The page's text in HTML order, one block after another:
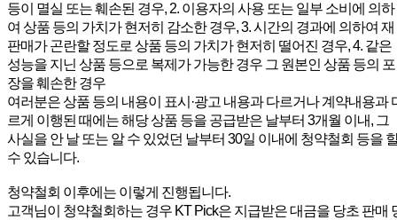
등이 멸실 또는 훼손된 경우, 2. 이용자의 사용 또는 일부 소비에 의하
여 상품 등의 가치가 현저히 감소한 경우, 3. 시간의 경과에 의하여 재
판매가 곤란할 정도로 상품 등의 가치가 현저히 떨어진 경우, 4. 같은
성능을 지닌 상품 등으로 복제가 가능한 경우 그 원본인 상품 등의 포
장을 훼손한 경우
여러분은 상품 등의 내용이 표시·광고 내용과 다르거나 계약내용과
르게 이행된 때에는 해당 상품 등을 공급받은 날부터 3개월 이내, 그
사실을 안 날 또는 알 수 있었던 날부터 30일 이내에 청약철회 등을
수 있습니다.
청약철회 이후에는 이렇게 진행됩니다.
고객님이 청약철회하는 경우 KT Pick은 지급받은 대금을 당초 판매